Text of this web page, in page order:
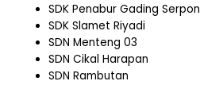
SDK Penabur Gading Serpon
SDK Slamet Riyadi
SDN Menteng 03
SDN Cikal Harapan
SDN Rambutan